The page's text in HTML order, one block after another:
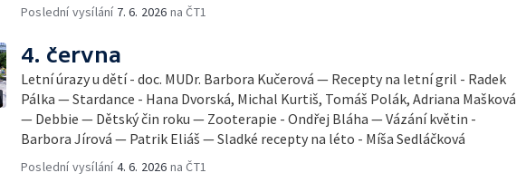
Poslední vysílání 7. 6. 2026 na ČT1
4. června
Letní úrazy u dětí - doc. MUDr. Barbora Kučerová — Recepty na letní gril - Radek
Pálka — Stardance - Hana Dvorská, Michal Kurtiš, Tomáš Polák, Adriana Mašková
— Debbie — Dětský čin roku — Zooterapie - Ondřej Bláha — Vázání květin -
Barbora Jírová — Patrik Eliáš — Sladké recepty na léto - Míša Sedláčková
Poslední vysílání4. 6. 2026 na ČT1